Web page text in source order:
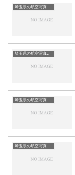
埼玉県の航空写真・空中写真